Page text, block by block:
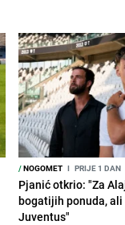
/NOGOMET I PRIJE 1 DAN
Pjanić otkrio: "Za
bogatijih ponuda,
Juventus"